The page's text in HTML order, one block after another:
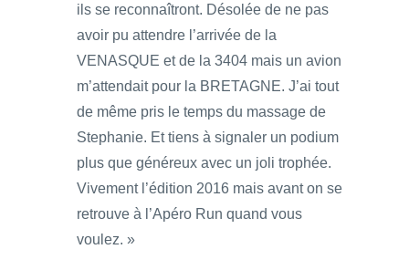
ils se reconnaîtront. Désolée de ne pas
avoir pu attendre l’arrivée de la
VENASQUE et de la 3404 mais un avion
m’attendait pour la BRETAGNE. J’ai tout
de même pris le temps du massage de
Stephanie. Et tiens à signaler un podium
plus que généreux avec un joli trophée.
Vivement l’édition 2016 mais avant on se
retrouve à l’Apéro Run quand vous
voulez. »